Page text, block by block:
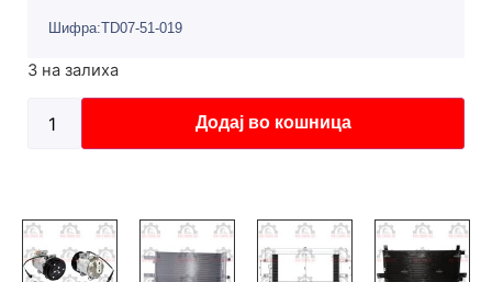
Шифра:TD07-51-019
3 на залиха
Додај во кошница